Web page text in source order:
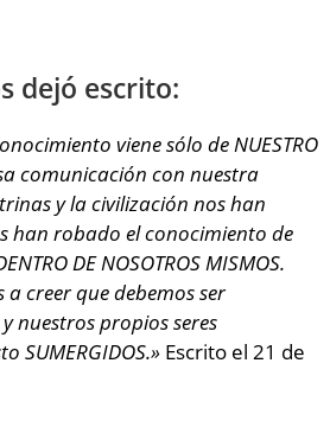
dejó escrito:
viene sólo de NUESTRO
comunicación con nuestra
y la civilización nos han
han robado el conocimiento de
DE NOSOTROS MISMOS.
creer que debemos ser
nuestros propios seres
SUMERGIDOS.» Escrito el 21 de